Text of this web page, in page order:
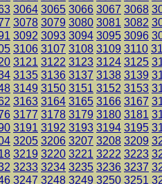
3064 3065 3066 3067 3068
3078 3079 3080 3081 3082
3092 3093 3094 3095 3096
3106 3107 3108 3109 3110
3121 3122 3123 3124 3125
3135 3136 3137 3138 3139
3149 3150 3151 3152 3153
3163 3164 3165 3166 3167
3177 3178 3179 3180 3181
3191 3192 3193 3194 3195
3205 3206 3207 3208 3209
3219 3220 3221 3222 3223
3233 3234 3235 3236 3237
3247 3248 3249 3250 3251